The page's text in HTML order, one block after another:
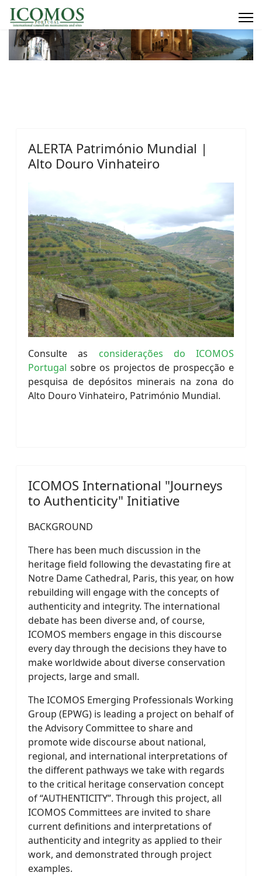
ALERTA Património Mundial |
Alto Douro Vinhateiro
Consulte as considerações do ICOMOS
Portugal sobre os projectos de prospecção e
pesquisa de depósitos minerais na zona do
Alto Douro Vinhateiro, Património Mundial.
ICOMOS International "Journeys
to Authenticity" Initiative
BACKGROUND
There has been much discussion in the
heritage field following the devastating fire at
Notre Dame Cathedral, Paris, this year, on how
rebuilding will engage with the concepts of
authenticity and integrity. The international
debate has been diverse and, of course,
ICOMOS members engage in this discourse
every day through the decisions they have to
make worldwide about diverse conservation
projects, large and small.
The ICOMOS Emerging Professionals Working
Group (EPWG) is leading a project on behalf of
the Advisory Committee to share and
promote wide discourse about national,
regional, and international interpretations of
the different pathways we take with regards
to the critical heritage conservation concept
of “AUTHENTICITY”. Through this project, all
ICOMOS Committees are invited to share
current definitions and interpretations of
authenticity and integrity as applied to their
work, and demonstrated through project
examples.